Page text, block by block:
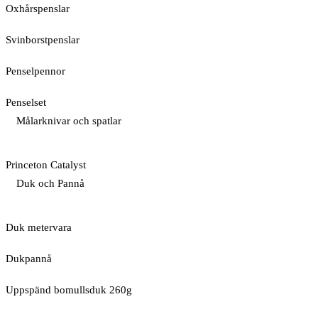
Oxhårspenslar
Svinborstpenslar
Penselpennor
Penselset
Målarknivar och spatlar
Princeton Catalyst
Duk och Pannå
Duk metervara
Dukpannå
Uppspänd bomullsduk 260g